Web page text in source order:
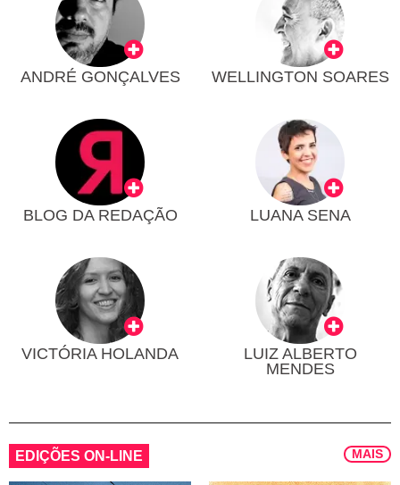
ANDRÉ GONÇALVES WELLINGTON SOARES
BLOG DA REDAÇÃO LUANA SENA
VICTÓRIA HOLANDA
LUIZ ALBERTO
MENDES
EDIÇÕES ON-LINE MAIS